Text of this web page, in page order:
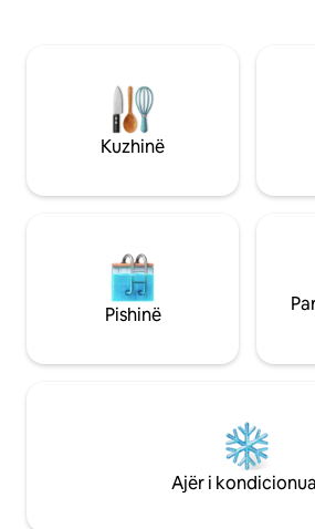
t 'u çlodhur. E pajisur plotësisht, kuzhina
moderne do të frymëzojë ushqime të
shijshme. Me tavanin e harkuar,
"QUEEN" dhe argëtimin inteligjent,
apres dhe natën e filmit.
Kuzhinë
Pishinë
Ajër i